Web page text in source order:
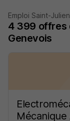
Emploi Saint-
4 399 offres
Genevois